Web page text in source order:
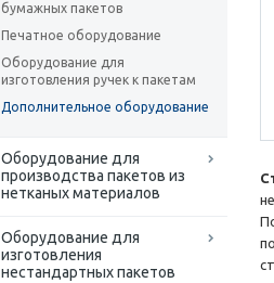
бумажных пакетов
Печатное оборудование
Оборудование для
изготовления ручек к пакетам
Дополнительное оборудование
Оборудование для
производства пакетов из
нетканых материалов
Оборудование для
изготовления
нестандартных пакетов